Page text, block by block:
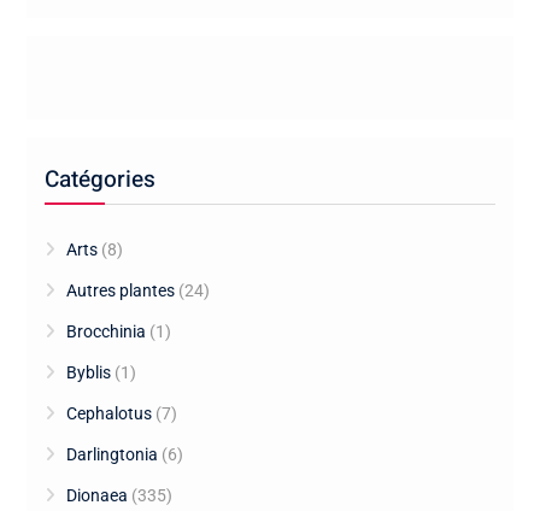
Catégories
Arts (8)
Autres plantes (24)
Brocchinia (1)
Byblis (1)
Cephalotus (7)
Darlingtonia (6)
Dionaea (335)